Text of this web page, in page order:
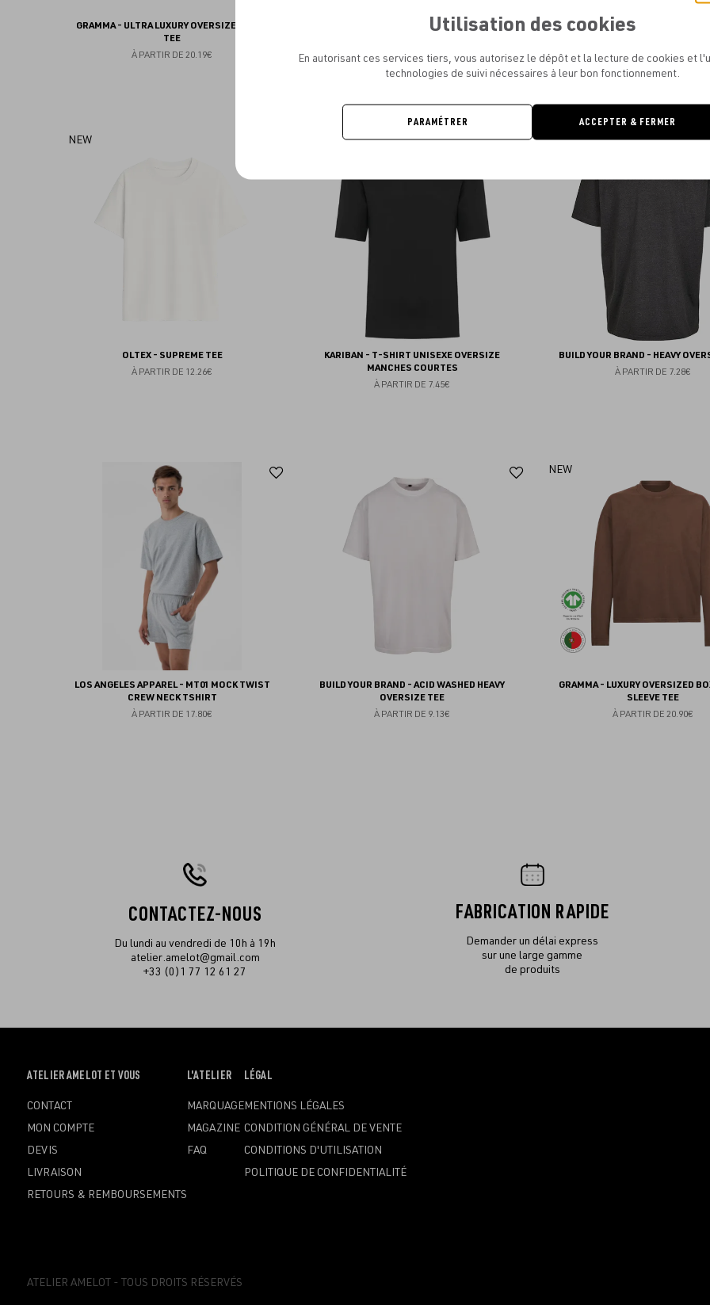
GRAMMA - ULTRA LUXURY OVERSIZED BOXY
TEE
À PARTIR DE 20.19€
BELLA&CANVAS - T-SHIRT DÉLAVÉ UNISEXE
À PARTIR DE 10.65€
OLTEX - PORTO TEE
NEW
OLTEX - SUPREME TEE
À PARTIR DE 12.26€
Ajouter
favoris
KARIBAN - T-SHIRT UNISEXE OVERSIZE
MANCHES COURTES
À PARTIR DE 7.45€
Ajouter
favoris
BUILD YOUR BRAND - HEAVY
À PARTIR DE 7.28€
LOS ANGELES APPAREL - MT01 MOCK TWIST
CREW NECK TSHIRT
À PARTIR DE 17.80€
BUILD YOUR BRAND - ACID WASHED HEAVY
OVERSIZE TEE
À PARTIR DE 9.13€
Ajouter
NEW
GRAMMA - LUXURY OVERSIZED
SLEEVE TEE
À PARTIR DE 20.90€
CONTACTEZ-NOUS
Du lundi au vendredi de 10h à 19h
atelier.amelot@gmail.com
+33 (0)1 77 12 61 27
FABRICATION RAPIDE
Demander un délai express
sur une large gamme
de produits
OUVRIR
MENU
ATELIER AMELOT ET VOUS
CONTACT
MON COMPTE
DEVIS
LIVRAISON
RETOURS & REMBOURSEMENTS
OUVRIR
MENU
L'ATELIER
MARQUAGE
MAGAZINE
FAQ
OUVRIR
MENU
LÉGAL
MENTIONS LÉGALES
CONDITION GÉNÉRAL DE VENTE
CONDITIONS D'UTILISATION
POLITIQUE DE CONFIDENTIALITÉ
ATELIER AMELOT - TOUS DROITS RÉSERVÉS
Utilisation des cookies
En autorisant ces services tiers, vous autorisez le dépôt et la lecture de cookies et
technologies de suivi nécessaires à leur bon fonctionnement.
PARAMÉTRER ACCEPTER & FERMER